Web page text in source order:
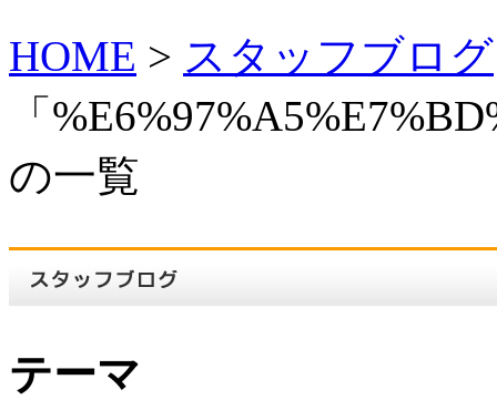
HOME > スタッフブログ
「
の一覧
テーマ